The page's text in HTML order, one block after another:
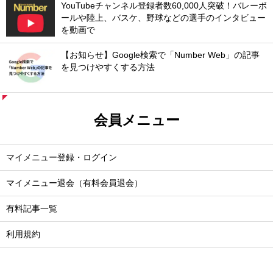
YouTubeチャンネル登録者数60,000人突破！バレーボ
ールや陸上、バスケ、野球などの選手のインタビュー
を動画で
【お知らせ】Google検索で「Number Web」の記事
を見つけやすくする方法
会員メニュー
マイメニュー登録・ログイン
マイメニュー退会（有料会員退会）
有料記事一覧
利用規約